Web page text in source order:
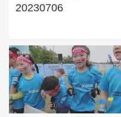
20230706